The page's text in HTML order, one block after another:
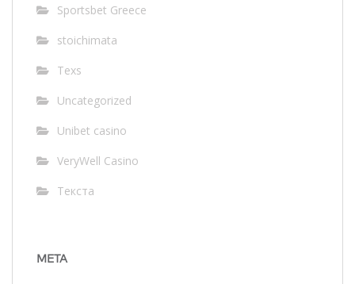
Sportsbet Greece
stoichimata
Texs
Uncategorized
Unibet casino
VeryWell Casino
Текста
META